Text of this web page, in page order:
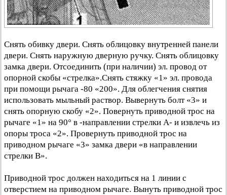
Снять обивку двери. Снять облицовку внутренней панели
двери. Снять наружную дверную ручку. Снять облицовку
замка двери. Отсоединить (при наличии) эл. провод от
опорной скобы «стрелка».Снять стяжку «1» эл. провода
при помощи рычага -80 «200». Для облегчения снятия
использовать мыльный раствор. Вывернуть болт «3» и
снять опорную скобу «2». Повернуть приводной трос на
рычаге «1» на 90° в -направлении стрелки А- и извлечь из
опоры троса «2». Провернуть приводной трос на
приводном рычаге «3» замка двери «в направлении
стрелки В».
Приводной трос должен находиться на 1 линии с
отверстием на приводном рычаге. Вынуть приводной трос